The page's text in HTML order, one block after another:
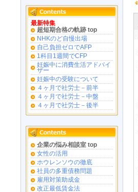
最新特集
超短期合格の軌跡 top
NHKのど自慢出場
自己負担ゼロでAFP
1科目1週間でCFP
妊娠中に消費生活アドバイ
ザー
妊娠中の受験について
４ヶ月で社労士－前半
４ヶ月で社労士－中盤
４ヶ月で社労士－後半
企業の悩み相談室 top
女性の活用
ホウレンソウの徹底
社員の多重債務問題
雇用対策助成金
改正最低賃金法